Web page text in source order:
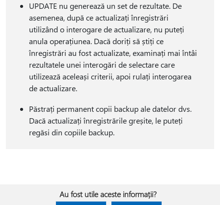
UPDATE nu generează un set de rezultate. De
asemenea, după ce actualizați înregistrări
utilizând o interogare de actualizare, nu puteți
anula operațiunea. Dacă doriți să știți ce
înregistrări au fost actualizate, examinați mai întâi
rezultatele unei interogări de selectare care
utilizează aceleași criterii, apoi rulați interogarea
de actualizare.
Păstrați permanent copii backup ale datelor dvs.
Dacă actualizați înregistrările greșite, le puteți
regăsi din copiile backup.
Au fost utile aceste informații?